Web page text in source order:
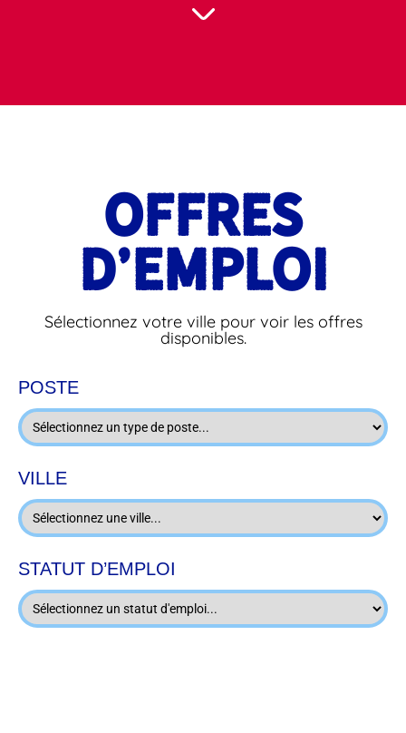
OFFRES
D'EMPLOI
Sélectionnez votre ville pour voir les offres
disponibles.
POSTE
VILLE
STATUT D’EMPLOI